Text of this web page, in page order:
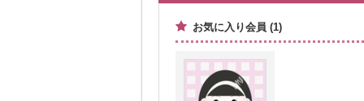
お気に入り会員 (1)